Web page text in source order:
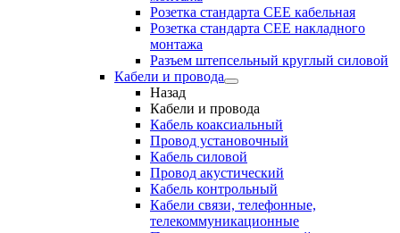
Розетка стандарта СЕЕ кабельная
Розетка стандарта СЕЕ накладного
монтажа
Разъем штепсельный круглый силовой
Кабели и провода
Назад
Кабели и провода
Кабель коаксиальный
Провод установочный
Кабель силовой
Провод акустический
Кабель контрольный
Кабели связи, телефонные,
телекоммуникационные